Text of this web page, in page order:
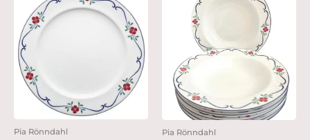
Pia Rönndahl Pia Rönndahl